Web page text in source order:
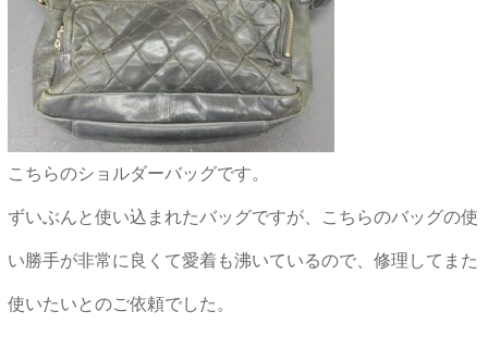
こちらのショルダーバッグです。
ずいぶんと使い込まれたバッグですが、こちらのバッグの使
い勝手が非常に良くて愛着も沸いているので、修理してまた
使いたいとのご依頼でした。